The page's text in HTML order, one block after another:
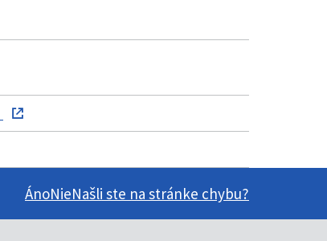
ÁnoNieNašli ste na stránke chybu?